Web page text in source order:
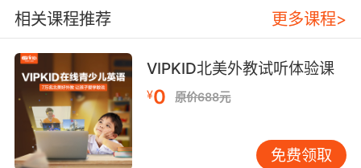
理位置和气候条件孕育了别具一格的户外生活方
式和文化。广袤的内陆地区造就了澳大利亚人对
大自然的敬畏之心和冒险精神，课程中会介绍澳
大利亚的牧场文化、冲浪文化等，让学员了解到
地理环境如何促使澳大利亚人形成热爱运动、亲
近自然的生活态度。而英国的海岛地理环境，则
使其海洋文化源远流长，从古老的航海探险故事
到现代的游艇文化，无不彰显着英国与海洋的深
相关课程推荐 更多课程>
VIPKID北美外教试听体验课
¥0 原价688元
免费领取